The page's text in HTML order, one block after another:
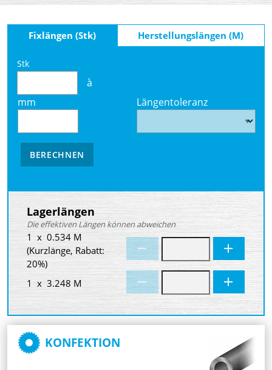
Fixlängen (Stk) Herstellungslängen (M)
Stk
à
mm
Längentoleranz
BERECHNEN
Lagerlängen
Die effektiven Längen können abweichen
1 x 0.534 M
(Kurzlänge, Rabatt:
20%)
1 x 3.248 M
KONFEKTION